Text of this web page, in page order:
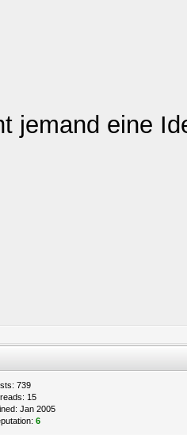
jemand eine
739
15
Jan 2005
6